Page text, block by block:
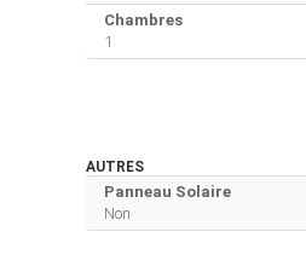
Chambres
1
AUTRES
Panneau Solaire
Non